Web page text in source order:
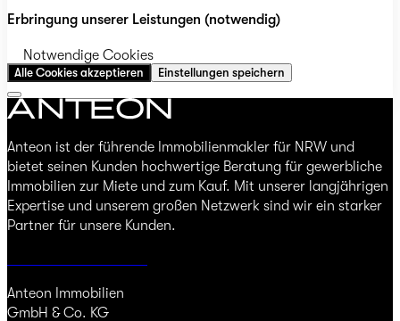
Erbringung unserer Leistungen (notwendig)
Notwendige Cookies
Alle Cookies akzeptieren Einstellungen speichern
Anteon ist der führende Immobilienmakler für NRW und
bietet seinen Kunden hochwertige Beratung für gewerbliche
Immobilien zur Miete und zum Kauf. Mit unserer langjährigen
Expertise und unserem großen Netzwerk sind wir ein starker
Partner für unsere Kunden.
Anteon Immobilien
GmbH & Co. KG